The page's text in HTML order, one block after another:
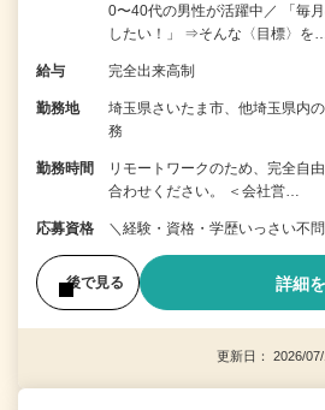
0〜40代の男性が活躍中／ 「毎
したい！」 ⇒そんな〈目標〉を…
給与 完全出来高制
勤務地
埼玉県さいたま市、他埼玉県
務
勤務時間
リモートワークのため、完全自
合わせください。 ＜会社営…
応募資格 ＼経験・資格・学歴いっさい不
後で見る 詳細
更新日： 2026/